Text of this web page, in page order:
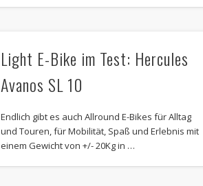
Light E-Bike im Test: Hercules
Avanos SL 10
Endlich gibt es auch Allround E-Bikes für Alltag
und Touren, für Mobilität, Spaß und Erlebnis mit
einem Gewicht von +/- 20Kg in …